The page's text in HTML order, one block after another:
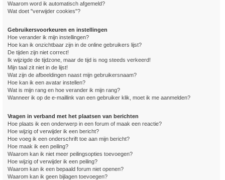
Waarom word ik automatisch afgemeld?
Wat doet "verwijder cookies"?
Gebruikersvoorkeuren en instellingen
Hoe verander ik mijn instellingen?
Hoe kan ik onzichtbaar zijn in de online gebruikers lijst?
De tijden zijn niet correct!
Ik wijzigde de tijdzone, maar de tijd is nog steeds verkeerd!
Mijn taal zit niet in de lijst!
Wat zijn de afbeeldingen naast mijn gebruikersnaam?
Hoe kan ik een avatar instellen?
Wat is mijn rang en hoe verander ik mijn rang?
Wanneer ik op de e-maillink van een gebruiker klik, moet ik me aanmelden?
Vragen in verband met het plaatsen van berichten
Hoe plaats ik een onderwerp in een forum of maak een reactie?
Hoe wijzig of verwijder ik een bericht?
Hoe voeg ik een onderschrift toe aan mijn bericht?
Hoe maak ik een peiling?
Waarom kan ik niet meer peilingsopties toevoegen?
Hoe wijzig of verwijder ik een peiling?
Waarom kan ik een bepaald forum niet openen?
Waarom kan ik geen bijlagen toevoegen?